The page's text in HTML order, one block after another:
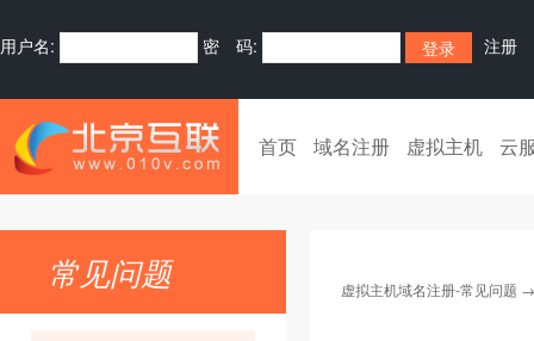
用户名: 密 码: 注册
首页 域名注册 虚拟主机 云
常见问题 虚拟主机域名注册-常见问题